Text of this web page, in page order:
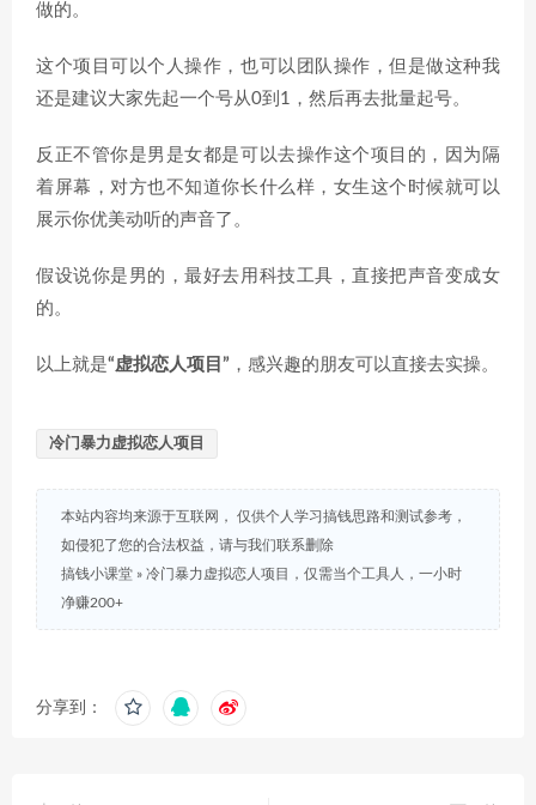
做的。
这个项目可以个人操作，也可以团队操作，但是做这种我
还是建议大家先起一个号从0到1，然后再去批量起号。
反正不管你是男是女都是可以去操作这个项目的，因为隔
着屏幕，对方也不知道你长什么样，女生这个时候就可以
展示你优美动听的声音了。
假设说你是男的，最好去用科技工具，直接把声音变成女
的。
以上就是“虚拟恋人项目” ，感兴趣的朋友可以直接去实操。
冷门暴力虚拟恋人项目
本站内容均来源于互联网， 仅供个人学习搞钱思路和测试参考，
如侵犯了您的合法权益，请与我们联系删除
搞钱小课堂 » 冷门暴力虚拟恋人项目，仅需当个工具人，一小时
净赚200+
分享到：